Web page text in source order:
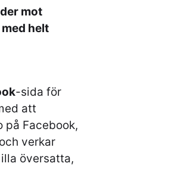
mot
helt
-sida för
att
på Facebook,
verkar
översatta,